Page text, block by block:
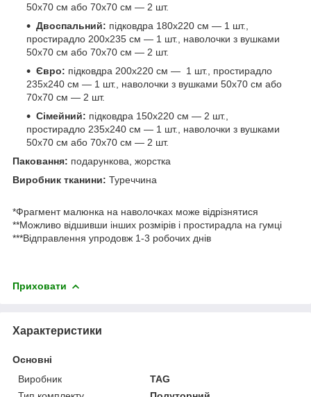
50х70 см або 70х70 см — 2 шт.
Двоспальний: підковдра 180х220 см — 1 шт.,
простирадло 200х235 см — 1 шт., наволочки з вушками
50х70 см або 70х70 см — 2 шт.
Євро: підковдра 200х220 см — 1 шт., простирадло
235х240 см — 1 шт., наволочки з вушками 50х70 см або
70х70 см — 2 шт.
Сімейний: підковдра 150х220 см — 2 шт.,
простирадло 235х240 см — 1 шт., наволочки з вушками
50х70 см або 70х70 см — 2 шт.
Паковання: подарункова, жорстка
Виробник тканини: Туреччина
*Фрагмент малюнка на наволочках може відрізнятися
**Можливо відшивши інших розмірів і простирадла на гумці
***Відправлення упродовж 1-3 робочих днів
Приховати
Характеристики
Основні
Виробник
TAG